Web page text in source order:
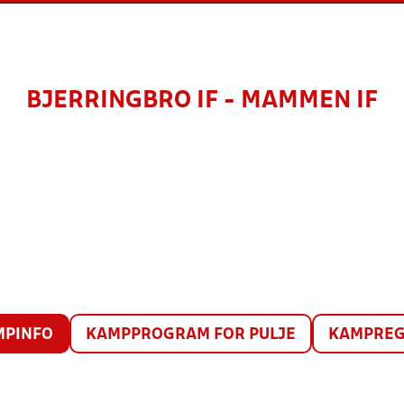
BJERRINGBRO IF - MAMMEN IF
KAMPPROGRAM FOR PULJE